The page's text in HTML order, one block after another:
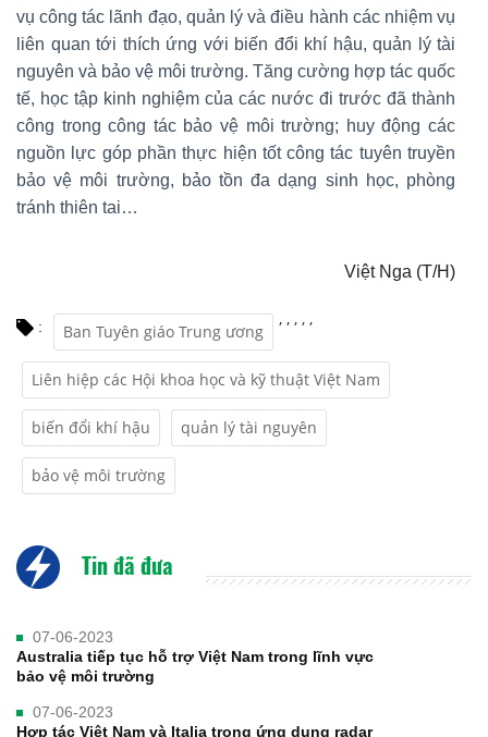
vụ công tác lãnh đạo, quản lý và điều hành các nhiệm vụ
liên quan tới thích ứng với biến đổi khí hậu, quản lý tài
nguyên và bảo vệ môi trường. Tăng cường hợp tác quốc
tế, học tập kinh nghiệm của các nước đi trước đã thành
công trong công tác bảo vệ môi trường; huy động các
nguồn lực góp phần thực hiện tốt công tác tuyên truyền
bảo vệ môi trường, bảo tồn đa dạng sinh học, phòng
tránh thiên tai…
Việt Nga (T/H)
: Ban Tuyên giáo Trung ương
,
Liên hiệp các Hội khoa học và kỹ thuật Việt Nam
,
biến đổi khí hậu
,
quản lý tài nguyên
,
bảo vệ môi trường
,
Tin đã đưa
07-06-2023
Australia tiếp tục hỗ trợ Việt Nam trong lĩnh vực
bảo vệ môi trường
07-06-2023
Hợp tác Việt Nam và Italia trong ứng dụng radar